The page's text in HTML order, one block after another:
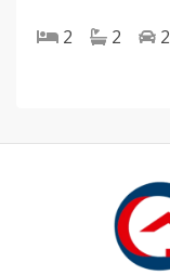
2 2 2